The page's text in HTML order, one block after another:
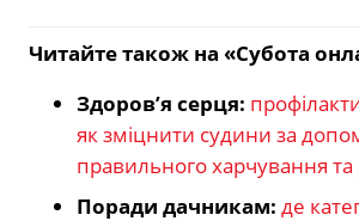
Читайте також на «Субота
Здоров’я серця:
як зміцнити судини за
правильного харчування та
Поради дачникам: де